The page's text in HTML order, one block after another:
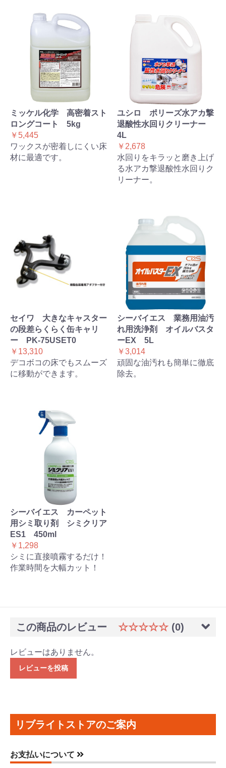
ミッケル化学 高密着スト
ロングコート 5kg
￥5,445
ワックスが密着しにくい床
材に最適です。
ユシロ ポリーズ水アカ撃
退酸性水回りクリーナー
4L
￥2,678
水回りをキラッと磨き上げ
る水アカ撃退酸性水回りク
リーナー。
セイワ 大きなキャスター
の段差らくらく缶キャリ
ー PK-75USET0
￥13,310
デコボコの床でもスムーズ
に移動ができます。
シーバイエス 業務用油汚
れ用洗浄剤 オイルバスタ
ーEX 5L
￥3,014
頑固な油汚れも簡単に徹底
除去。
シーバイエス カーペット
用シミ取り剤 シミクリア
ES1 450ml
￥1,298
シミに直接噴霧するだけ！
作業時間を大幅カット！
この商品のレビュー ☆☆☆☆☆ (0)
レビューはありません。
レビューを投稿
リブライトストアのご案内
お支払いについて